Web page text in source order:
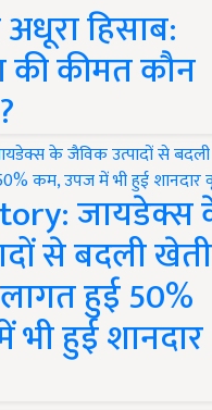
हिसाब:
की कीमत कौन
जायडेक्स
से बदली खेती
हुई 50%
हुई शानदार